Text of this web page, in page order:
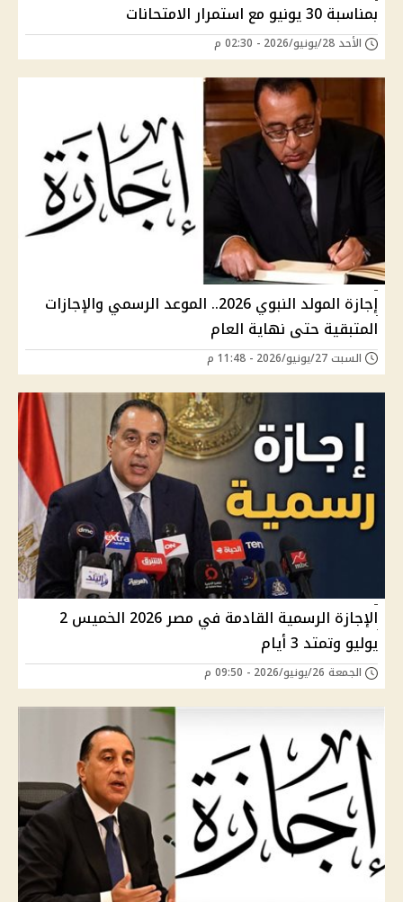
بمناسبة 30 يونيو مع استمرار الامتحانات
الأحد 28/يونيو/2026 - 02:30 م
إجازة المولد النبوي 2026.. الموعد الرسمي والإجازات
المتبقية حتى نهاية العام
السبت 27/يونيو/2026 - 11:48 م
الإجازة الرسمية القادمة في مصر 2026 الخميس 2
يوليو وتمتد 3 أيام
الجمعة 26/يونيو/2026 - 09:50 م